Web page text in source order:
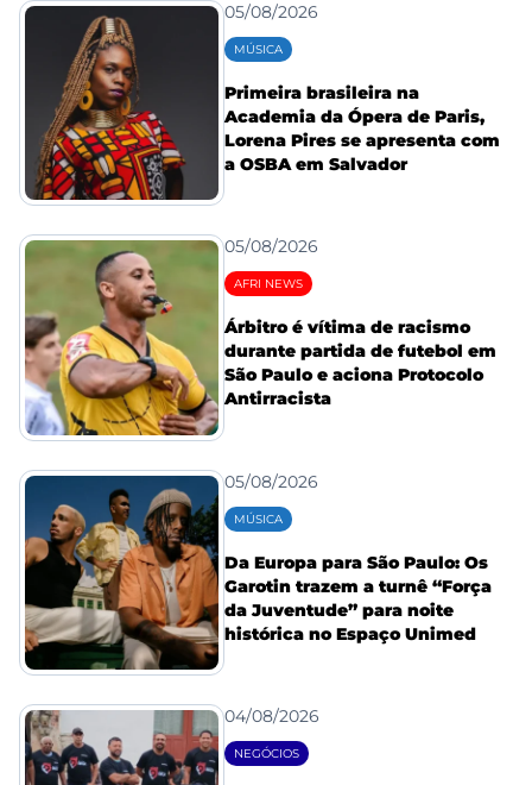
05/08/2026
MÚSICA
Primeira brasileira na
Academia da Ópera de Paris,
Lorena Pires se apresenta com
a OSBA em Salvador
05/08/2026
AFRI NEWS
Árbitro é vítima de racismo
durante partida de futebol em
São Paulo e aciona Protocolo
Antirracista
05/08/2026
MÚSICA
Da Europa para São Paulo: Os
Garotin trazem a turnê “Força
da Juventude” para noite
histórica no Espaço Unimed
04/08/2026
NEGÓCIOS